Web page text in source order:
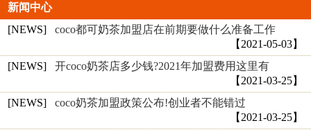
新闻中心
[NEWS]coco都可奶茶加盟店在前期要做什么准备工作
【2021-05-03】
[NEWS]开coco奶茶店多少钱?2021年加盟费用这里有
【2021-03-25】
[NEWS]coco奶茶加盟政策公布!创业者不能错过
【2021-03-25】